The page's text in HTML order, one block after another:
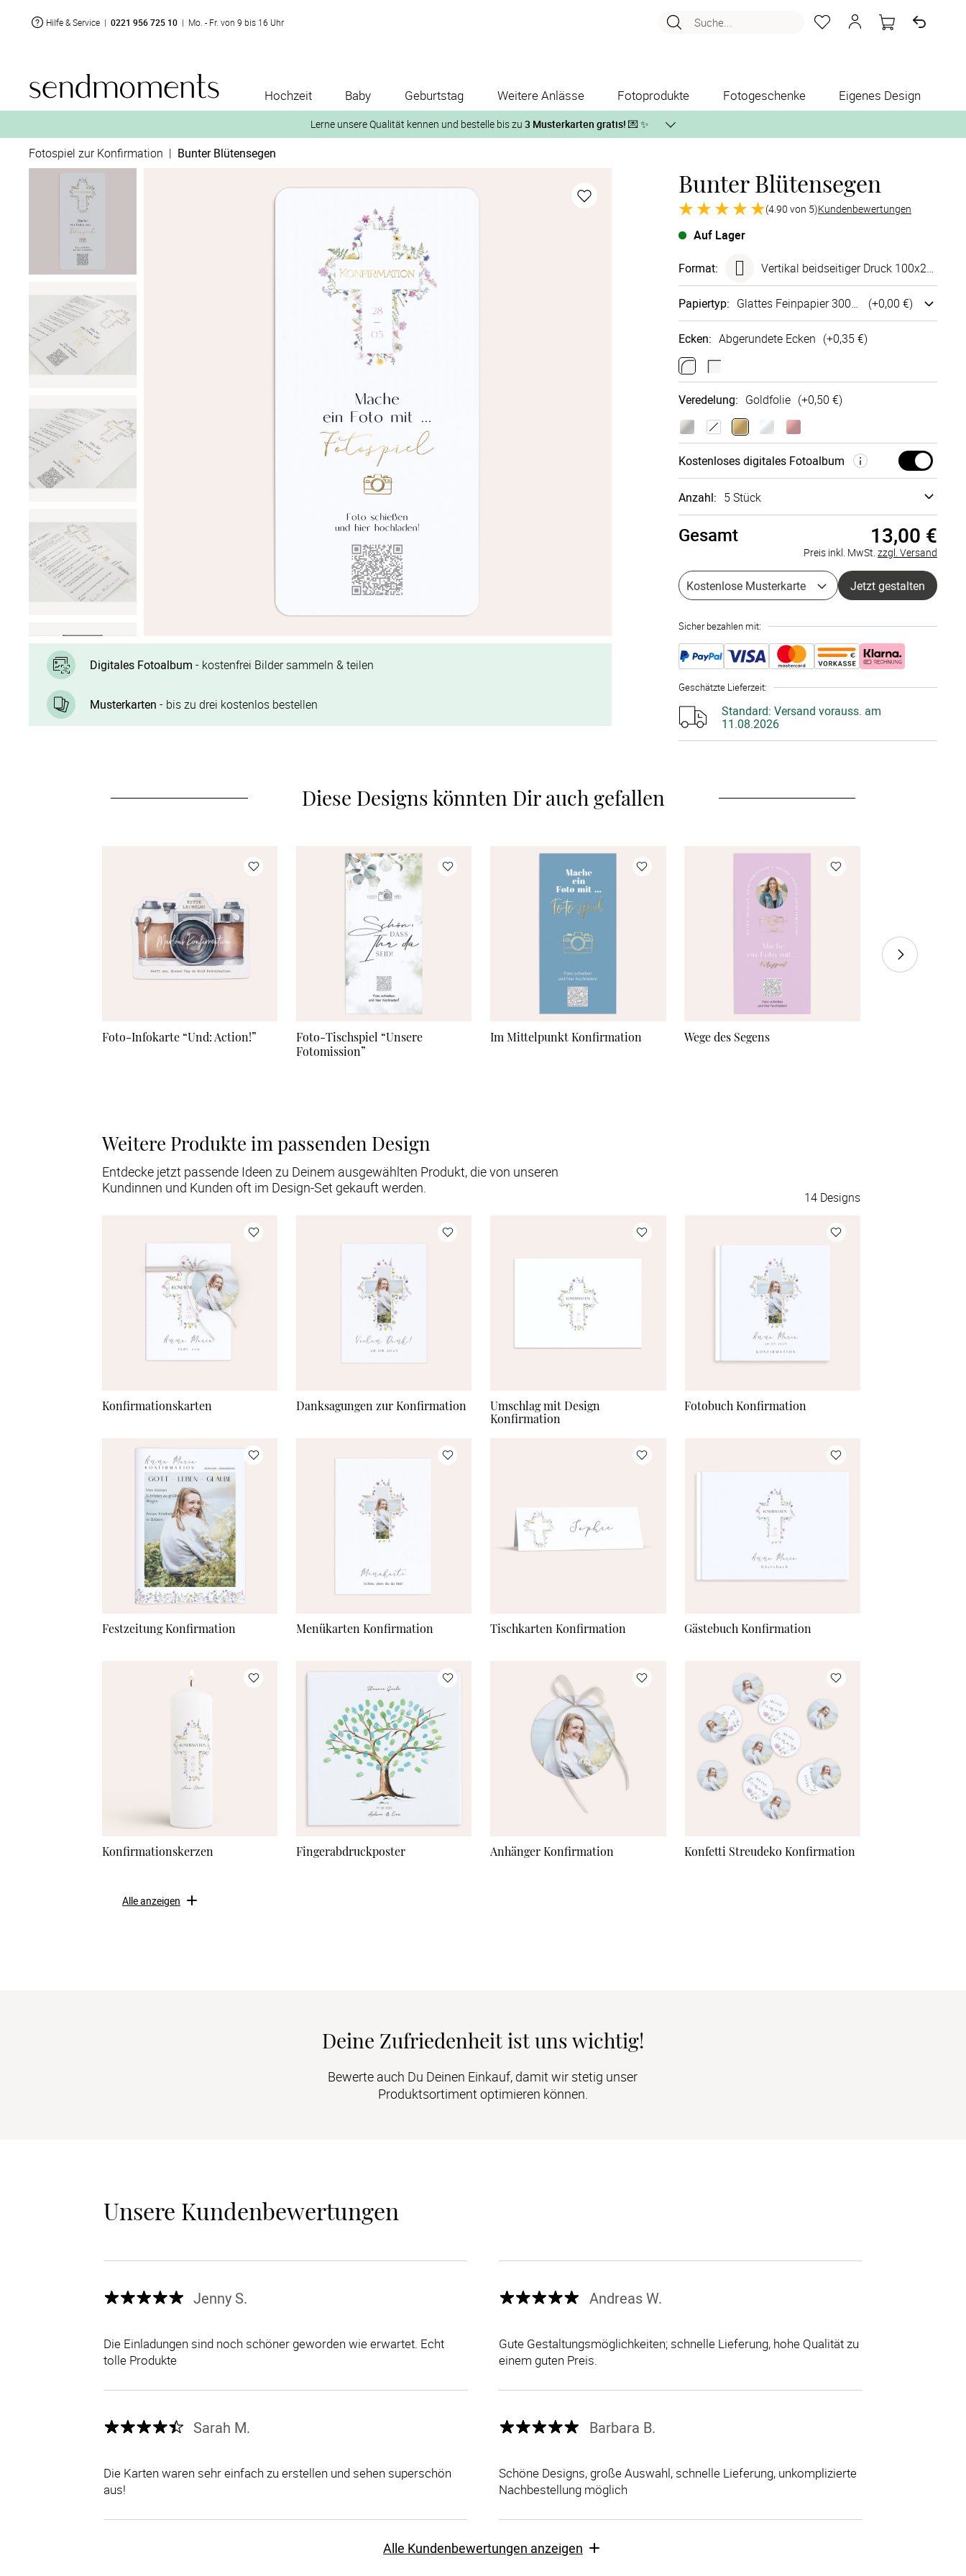
Hilfe & Service | 0221 956 725 10 | Mo. - Fr. von 9 bis 16 Uhr Suche...
Hochzeit Baby Geburtstag Weitere Anlässe Fotoprodukte Fotogeschenke Eigenes Design
Lerne unsere Qualität kennen und bestelle bis zu 3 Musterkarten gratis! 💌 ✨
1. Wähle bis zu 3 Kartendesigns
2. Aktiviere „kostenlose Musterkarte“
auf der jeweiligen Produktseite und lasse Dir die Karten kostenlos per Post zusenden.
Fotospiel zur Konfirmation | Bunter Blütensegen
Digitales Fotoalbum - kostenfrei Bilder sammeln & teilen
Musterkarten - bis zu drei kostenlos bestellen
Bunter Blütensegen
(4.90 von 5)Kundenbewertungen
Auf Lager
Format: Vertikal beidseitiger Druck 100x210 mm
Papiertyp: Glattes Fein­papier 300g/m² (+0,00 €)
Glattes
300g/m²
Bütten­
struktur
250g/m²
Sirio Pearl
Ecken: Abgerundete Ecken (+0,35 €)
Veredelung: Goldfolie (+0,50 €)
Kosten­loses digi­tales Foto­album
Anzahl: 5 Stück
Musterkarte à 0,00 €
10 Stück à 2,53 €
15 Stück
20 Stück à 2,41 €
25 Stück
30 Stück à 2,29 €
Mehr Karten
Gesamt 13,00 €
Preis inkl. MwSt. zzgl. Versand
Kostenlose Musterkarte Jetzt gestalten
Sicher bezahlen mit:
Geschätzte Lieferzeit:
Standard: Versand vorauss. am
11.08.2026
Diese Designs könnten Dir auch gefallen
Foto-Infokarte “Und: Action!”
Foto-Tischspiel “Unsere
Fotomission”
Im Mittelpunkt Konfirmation Wege des Segens
Weitere Produkte im passenden Design
Entdecke jetzt passende Ideen zu Deinem ausgewählten Produkt, die von unseren
Kundinnen und Kunden oft im Design-Set gekauft werden.
14Designs
Konfirmationskarten Danksagungen zur Konfirmation
Umschlag mit Design
Konfirmation
Fotobuch Konfirmation
Festzeitung Konfirmation Menükarten Konfirmation Tischkarten Konfirmation Gästebuch Konfirmation
Konfirmationskerzen Fingerabdruckposter Anhänger Konfirmation Konfetti Streudeko Konfirmation
Alle anzeigen
Deine Zufriedenheit ist uns wichtig!
Bewerte auch Du Deinen Einkauf, damit wir stetig unser
Produktsortiment optimieren können.
Unsere Kundenbewertungen
Jenny S.
Die Einladungen sind noch schöner geworden wie erwartet. Echt
tolle Produkte
Andreas W.
Gute Gestaltungsmöglichkeiten; schnelle Lieferung, hohe Qualität zu
einem guten Preis.
Sarah M.
Die Karten waren sehr einfach zu erstellen und sehen superschön
aus!
Barbara B.
Schöne Designs, große Auswahl, schnelle Lieferung, unkomplizierte
Nachbestellung möglich
Alle Kundenbewertungen anzeigen